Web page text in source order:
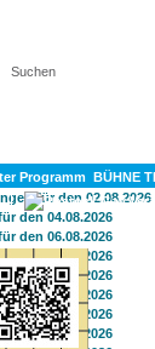
BÜHNE